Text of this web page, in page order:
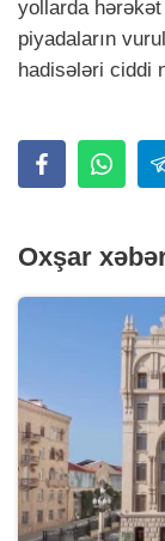
yollarda
piyadaların
hadisələri ciddi
Oxşar